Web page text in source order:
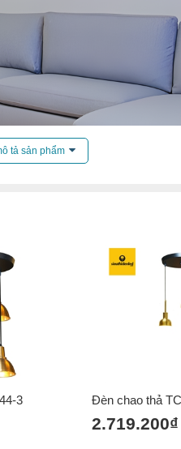
đơn
, Đèn chao thả nhà phố liền kề
chao thả đèn chao thả gx lighting
tả sản phẩm
3 Đèn chao thả
2.719.200₫